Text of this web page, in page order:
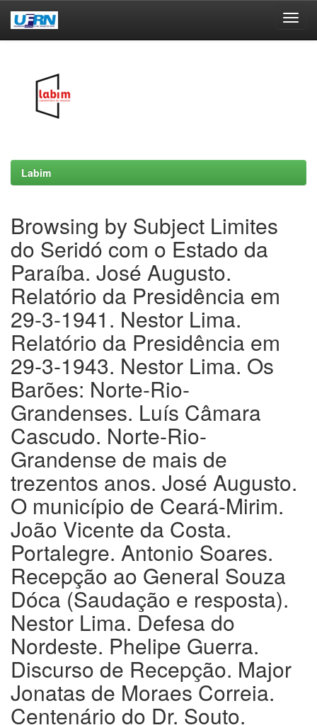
Labim
Browsing by Subject Limites
do Seridó com o Estado da
Paraíba. José Augusto.
Relatório da Presidência em
29-3-1941. Nestor Lima.
Relatório da Presidência em
29-3-1943. Nestor Lima. Os
Barões: Norte-Rio-
Grandenses. Luís Câmara
Cascudo. Norte-Rio-
Grandense de mais de
trezentos anos. José Augusto.
O município de Ceará-Mirim.
João Vicente da Costa.
Portalegre. Antonio Soares.
Recepção ao General Souza
Dóca (Saudação e resposta).
Nestor Lima. Defesa do
Nordeste. Phelipe Guerra.
Discurso de Recepção. Major
Jonatas de Moraes Correia.
Centenário do Dr. Souto.